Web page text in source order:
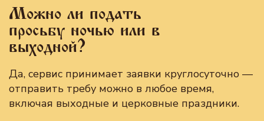
Можно ли подать
просьбу ночью или в
выходной?
Да, сервис принимает заявки круглосуточно —
отправить требу можно в любое время,
включая выходные и церковные праздники.